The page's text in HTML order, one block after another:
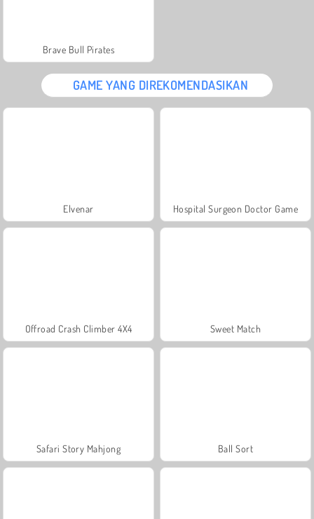
Brave Bull Pirates
GAME YANG DIREKOMENDASIKAN
Elvenar Hospital Surgeon Doctor Game
Offroad Crash Climber 4X4 Sweet Match
Safari Story Mahjong Ball Sort